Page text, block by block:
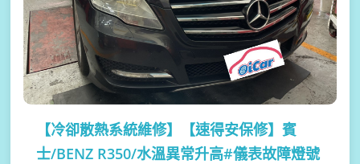
【冷卻散熱系統維修】
【速得安保修】賓
士/BENZ R350/水溫異常升高#儀表故障燈號